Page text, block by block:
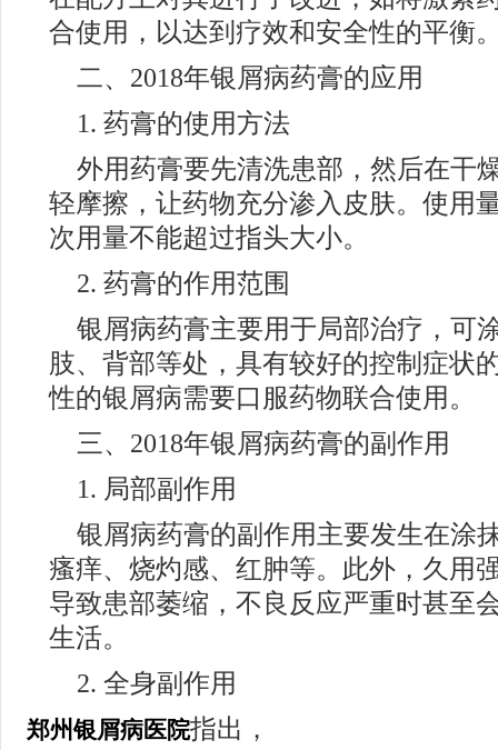
合使用，以达到疗效和安全性的平衡
二、2018年银屑病药膏的应用
1. 药膏的使用方法
外用药膏要先清洗患部，然后在干
轻摩擦，让药物充分渗入皮肤。使用
次用量不能超过指头大小。
2. 药膏的作用范围
银屑病药膏主要用于局部治疗，可
肢、背部等处，具有较好的控制症状
性的银屑病需要口服药物联合使用。
三、2018年银屑病药膏的副作用
1. 局部副作用
银屑病药膏的副作用主要发生在涂
瘙痒、烧灼感、红肿等。此外，久用
导致患部萎缩，不良反应严重时甚至
生活。
2. 全身副作用
郑州银屑病医院指出，